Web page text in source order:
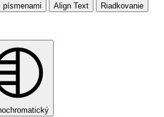
písmenami Align Text Riadkovanie